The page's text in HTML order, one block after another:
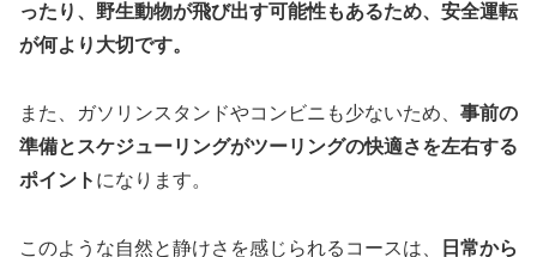
ったり、野生動物が飛び出す可能性もあるため、安全運転
が何より大切です。
また、ガソリンスタンドやコンビニも少ないため、 事前の
準備とスケジューリングがツーリングの快適さを左右する
ポイント になります。
このような自然と静けさを感じられるコースは、
日常から